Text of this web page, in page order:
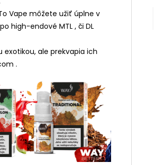
Vape môžete užiť úplne v
high-endové MTL , či DL
exotikou, ale prekvapia ich
.